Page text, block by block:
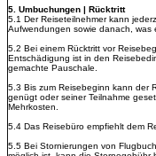
5. Umbuchungen | Rücktritt
5.1 Der Reiseteilnehmer kann
Aufwendungen sowie danach, was
5.2 Bei einem Rücktritt vor
Entschädigung ist in den
gemachte Pauschale.
5.3 Bis zum Reisebeginn kann der
genügt oder seiner Teilnahme
Mehrkosten.
5.4 Das Reisebüro empfiehlt dem
5.5 Bei Stornierungen von